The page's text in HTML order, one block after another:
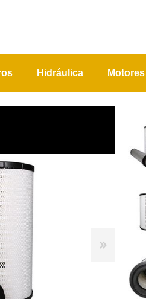
Hidráulica Motores